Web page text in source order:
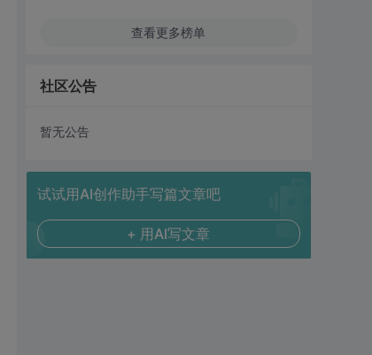
查看更多榜单
社区公告
暂无公告
试试用AI创作助手写篇文章吧
+ 用AI写文章